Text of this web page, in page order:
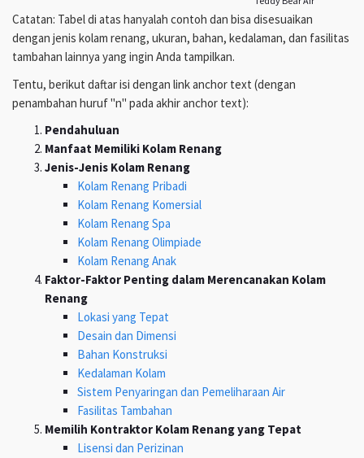
Catatan: Tabel di atas hanyalah contoh dan bisa disesuaikan
dengan jenis kolam renang, ukuran, bahan, kedalaman, dan fasilitas
tambahan lainnya yang ingin Anda tampilkan.
Tentu, berikut daftar isi dengan link anchor text (dengan
penambahan huruf "n" pada akhir anchor text):
Pendahuluan
Manfaat Memiliki Kolam Renang
Jenis-Jenis Kolam Renang
Kolam Renang Pribadi
Kolam Renang Komersial
Kolam Renang Spa
Kolam Renang Olimpiade
Kolam Renang Anak
Faktor-Faktor Penting dalam Merencanakan Kolam
Renang
Lokasi yang Tepat
Desain dan Dimensi
Bahan Konstruksi
Kedalaman Kolam
Sistem Penyaringan dan Pemeliharaan Air
Fasilitas Tambahan
Memilih Kontraktor Kolam Renang yang Tepat
Lisensi dan Perizinan